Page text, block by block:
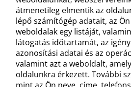
átmenetileg elmentik az
lépő számítógép adatait, az
weboldalak egy listáját,
látogatás időtartamát, az
azonosítási adatai és az
valamint azt a weboldalt,
oldalunkra érkezett. További